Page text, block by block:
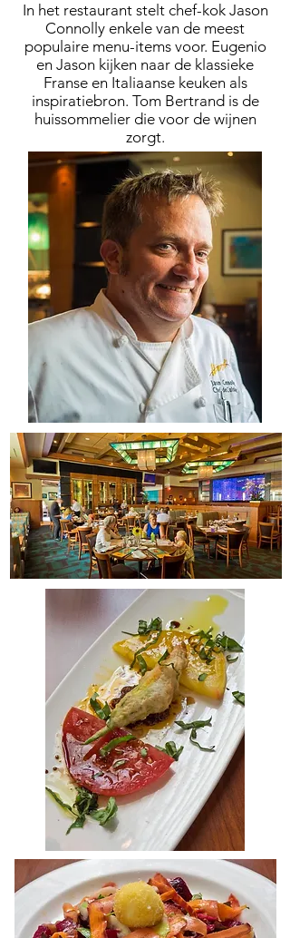
In het restaurant stelt chef-kok Jason
Connolly enkele van de meest
populaire menu-items voor. Eugenio
en Jason kijken naar de klassieke
Franse en Italiaanse keuken als
inspiratiebron. Tom Bertrand is de
huissommelier die voor de wijnen
zorgt.